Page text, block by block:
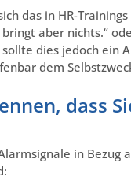
das in HR-
aber nichts.“
dies jedoch ein
dem
dass
in